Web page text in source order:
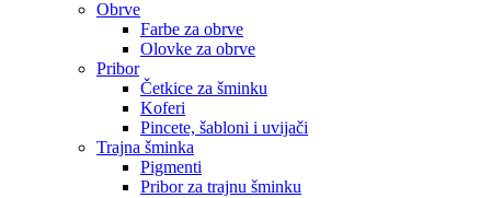
Obrve
Farbe za obrve
Olovke za obrve
Pribor
Četkice za šminku
Koferi
Pincete, šabloni i uvijači
Trajna šminka
Pigmenti
Pribor za trajnu šminku